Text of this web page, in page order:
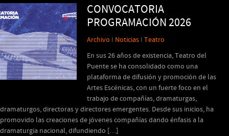
Puente
presenta
su
programación
CONVOCATORIA
PROGRAMACIÓN 2026
Archivo I Noticias I Teatro
En sus 26 años de existencia, Teatro del
Puente se ha consolidado como una
plataforma de difusión y promoción de las
Artes Escénicas, con un fuerte foco en el
trabajo de compañías, dramaturgas,
dramaturgos, directoras y directores emergentes. Desde sus inicios, ha
promovido las creaciones de jóvenes compañías dando énfasis a la
dramaturgia nacional, difundiendo […]